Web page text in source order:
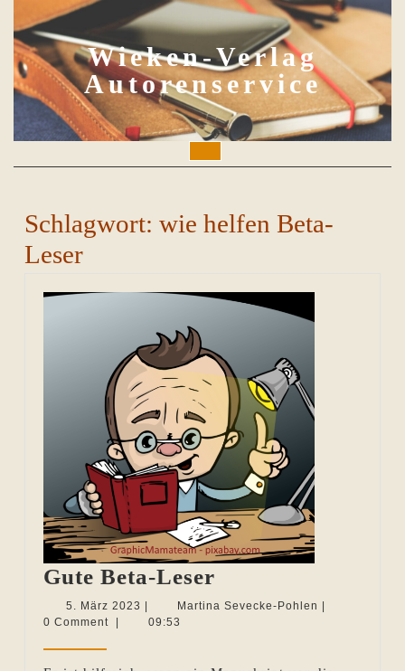
to
content
Wieken-Verlag
Autorenservice
Button
Schlagwort: wie helfen Beta-
Leser
Gute Beta-Leser
Beta-
5. März 2023 5.
März
Martina Sevecke-Pohlen Martina
0 Comment
09:53